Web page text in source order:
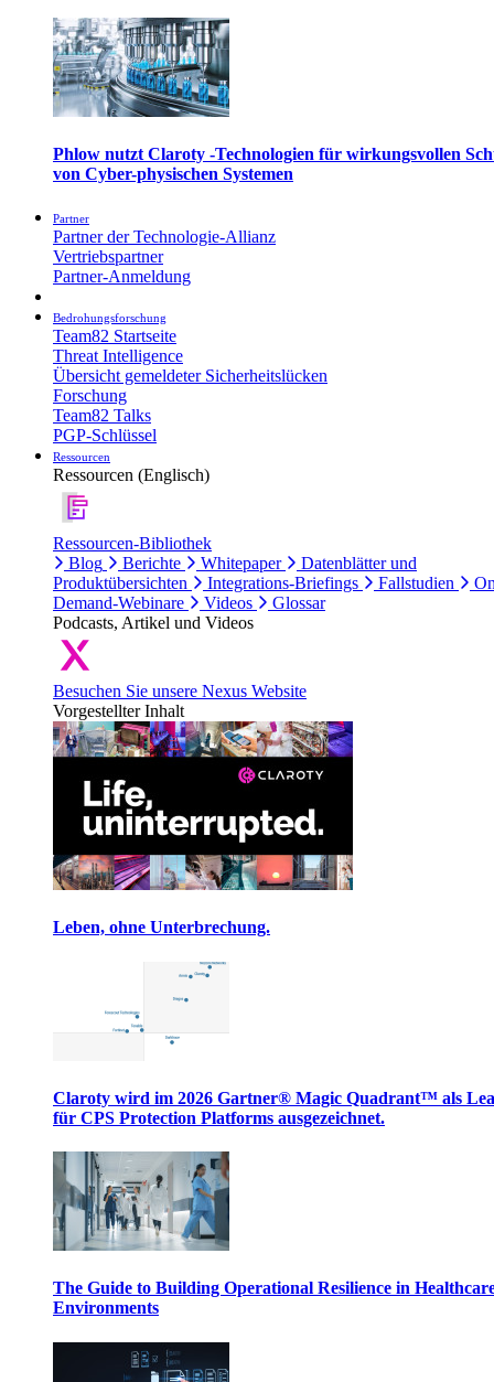
Phlow nutzt Claroty -Technologien für wirkungsvollen
von Cyber-physischen Systemen
Partner
Partner der Technologie-Allianz
Vertriebspartner
Partner-Anmeldung
Bedrohungsforschung
Team82 Startseite
Threat Intelligence
Übersicht gemeldeter Sicherheitslücken
Forschung
Team82 Talks
PGP-Schlüssel
Ressourcen
Ressourcen (Englisch)
Ressourcen-Bibliothek
Blog
Berichte Whitepaper
Datenblätter und
Produktübersichten
Integrations-Briefings Fallstudien
Demand-Webinare
Videos
Glossar
Podcasts, Artikel und Videos
Besuchen Sie unsere Nexus Website
Vorgestellter Inhalt
Leben, ohne Unterbrechung.
Claroty wird im 2026 Gartner® Magic Quadrant™ als
für CPS Protection Platforms ausgezeichnet.
The Guide to Building Operational Resilience in
Environments